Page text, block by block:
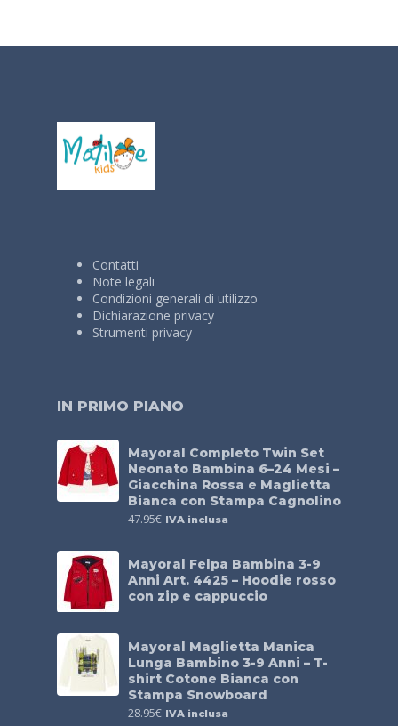
Contatti
Note legali
Condizioni generali di utilizzo
Dichiarazione privacy
Strumenti privacy
IN PRIMO PIANO
Mayoral Completo Twin Set
Neonato Bambina 6–24 Mesi –
Giacchina Rossa e Maglietta
Bianca con Stampa Cagnolino
47.95€ IVA inclusa
Mayoral Felpa Bambina 3-9
Anni Art. 4425 – Hoodie rosso
con zip e cappuccio
Mayoral Maglietta Manica
Lunga Bambino 3-9 Anni – T-
shirt Cotone Bianca con
Stampa Snowboard
28.95€ IVA inclusa